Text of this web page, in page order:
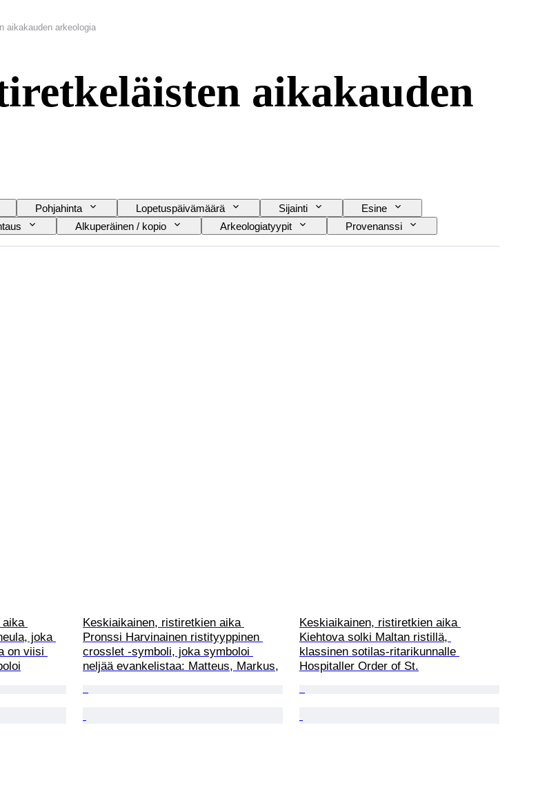
aikakauden arkeologia
aikakauden
Pohjahinta Lopetuspäivämäärä Sijainti
Esine
Alkuperäinen / kopio Arkeologiatyypit Provenanssi
aika
joka
on viisi
Keskiaikainen, ristiretkien aika
Pronssi Harvinainen ristityyppinen
crosslet -symboli, joka symboloi
neljää evankelistaa: Matteus, Markus,
Keskiaikainen, ristiretkien aika
Kiehtova solki Maltan ristillä,
klassinen sotilas‑ritarikunnalle
Hospitaller Order of St.